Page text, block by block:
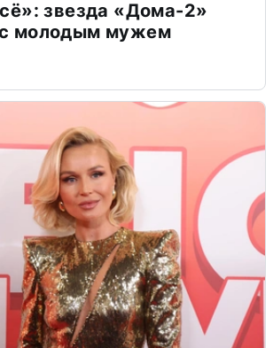
звезда «Дома-2»
с молодым мужем